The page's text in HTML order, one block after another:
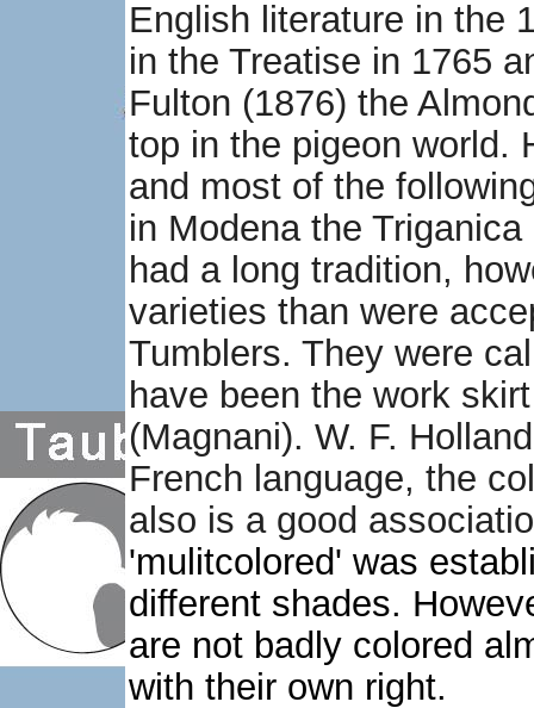
English literature in the
in the Treatise in 1765
Fulton (1876) the
top in the pigeon world.
and most of the
in Modena the
had a long tradition,
varieties than were
Tumblers. They were
have been the work
(Magnani). W. F.
French language, the
also is a good
'mulitcolored' was
different shades.
are not badly colored
with their own right.